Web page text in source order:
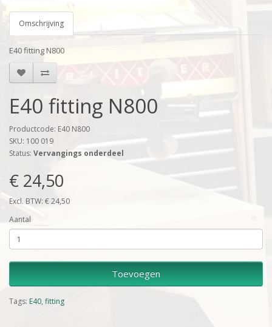
Omschrijving
E40 fitting N800
E40 fitting N800
Productcode: E40 N800
SKU: 100 019
Status: Vervangings onderdeel
€ 24,50
Excl. BTW: € 24,50
Aantal
Toevoegen
Tags: E40, fitting